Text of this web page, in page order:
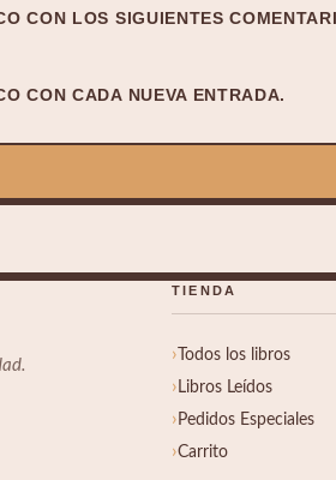
CON LOS SIGUIENTES
CON CADA NUEVA ENTRADA.
TIENDA
Todos los libros
Libros Leídos
Pedidos Especiales
Carrito